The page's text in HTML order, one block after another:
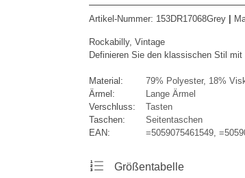
Artikel-Nummer: 153DR17068Grey
Rockabilly, Vintage
Definieren Sie den klassischen Stil
Material:
79% Polyester, 18%
Ärmel:
Lange Ärmel
Verschluss:
Tasten
Taschen:
Seitentaschen
EAN:
=5059075461549,
Größentabelle